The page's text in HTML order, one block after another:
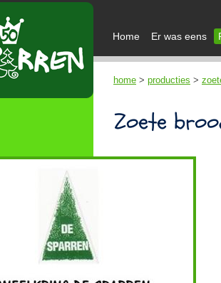
Home Er was eens
home > producties >
Zoete